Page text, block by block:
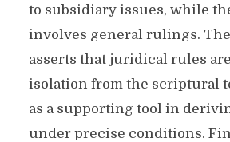
to subsidiary issues, while
involves general rulings.
asserts that juridical rules
isolation from the scriptural
as a supporting tool in
under precise conditions.